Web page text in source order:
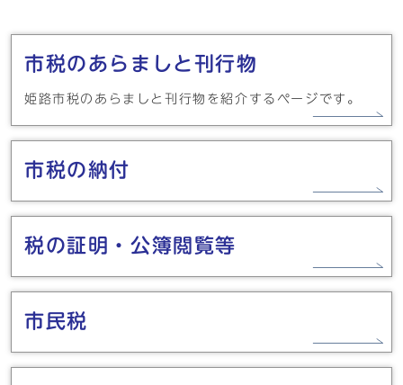
メインメニュー
市税のあらましと刊行物
姫路市税のあらましと刊行物を紹介するページです。
市税の納付
税の証明・公簿閲覧等
市民税